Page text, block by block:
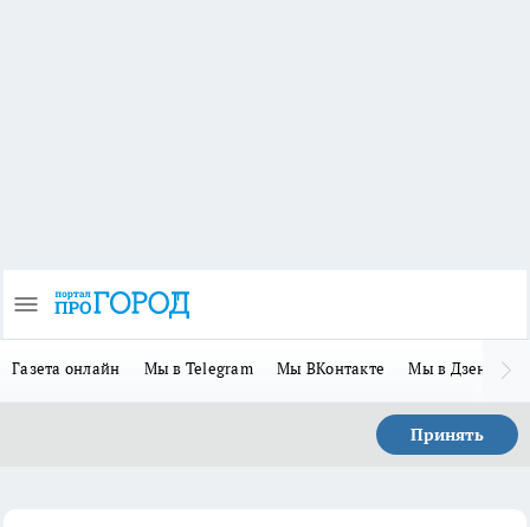
Газета онлайн Мы в Telegram Мы ВКонтакте Мы в Дзене
Принять